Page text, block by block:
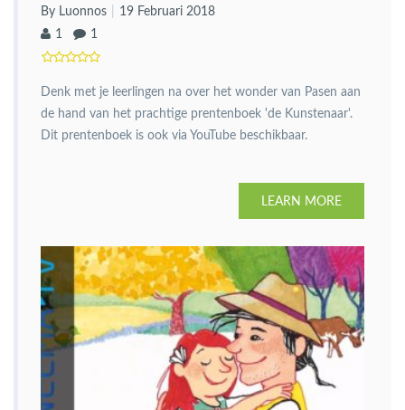
By Luonnos
19 Februari 2018
1
1
Denk met je leerlingen na over het wonder van Pasen aan
de hand van het prachtige prentenboek 'de Kunstenaar'.
Dit prentenboek is ook via YouTube beschikbaar.
LEARN MORE